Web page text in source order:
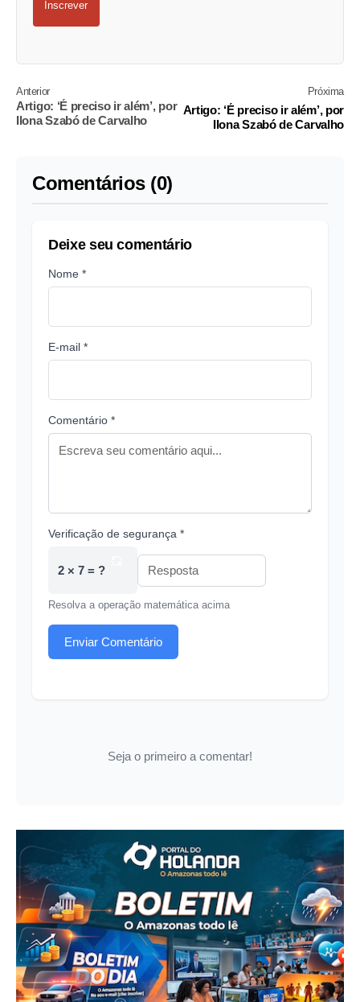
Inscrever
Anterior
Artigo: ‘É preciso ir além’, por
Ilona Szabó de Carvalho
Próxima
Artigo: ‘É preciso ir além’, por
Ilona Szabó de Carvalho
Comentários (0)
Deixe seu comentário
Nome *
E-mail *
Comentário *
Verificação de segurança *
2 × 7 = ?
Resolva a operação matemática acima
Enviar Comentário
Seja o primeiro a comentar!